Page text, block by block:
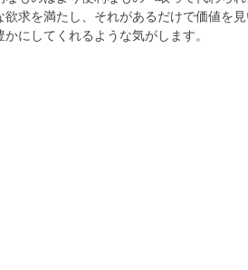
求を満たし、それがあるだけで価値を
にしてくれるような気がします。